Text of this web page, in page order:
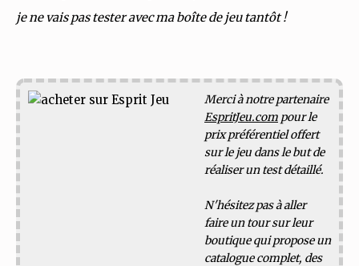
je ne vais pas tester avec ma boîte de jeu tantôt !
Merci à notre partenaire
EspritJeu.com pour le
prix préférentiel offert
sur le jeu dans le but de
réaliser un test détaillé.
N'hésitez pas à aller
faire un tour sur leur
boutique qui propose un
catalogue complet, des